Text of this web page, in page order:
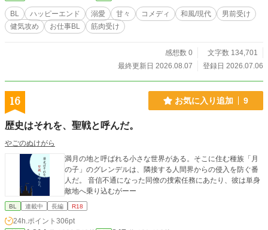
でなにかが動き出している。事件現場に必ず転がっている、
季節外れの赤い実とともに。 衣織は勝手に合鍵で上がり込ん
で飯を作るし、距離は近いし、セクハラ発言も平常運転だ。
前を知っていた。なんでお前は、たまに泣きそうな顔で俺を
（刑事）のスロー甘、中盤以降に糖度高めの性描写あり。ハ
ッピーエンドです。全42話・完結済み、毎日更新。 ※ムーン
ています。
BL ハッピーエンド 溺愛 甘々 コメディ 和風/現代
男前受け
健気攻め
お仕事BL 筋肉受け
感想数 0
文字数 134,701
最終更新日 2026.08.07
登録日 2026.07.06
16 お気に入り追加 9
歴史はそれを、聖戦と呼んだ。
やごのぬけがら
満月の地と呼ばれる小さな世界がある。そこに住む種族「月
の子」のグレンデルは、隣接する人間界からの侵入を防ぐ番
人だ。 音信不通になった同僚の捜索任務にあたり、彼は単身
敵地へ乗り込むがーー
BL 連載中 長編 R18
24h.ポイント 306pt